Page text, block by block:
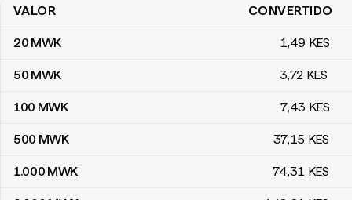
Tabela de conversão de Kwachas malauianas para Xelins
VALOR CONVERTIDO
20 MWK 1,49 KES
50 MWK 3,72 KES
100 MWK 7,43 KES
500 MWK 37,15 KES
1.000 MWK 74,31 KES